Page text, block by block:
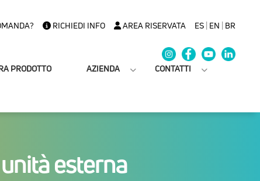
RICHIEDI INFO AREA RISERVATA ES| EN | BR
PRODOTTO AZIENDA CONTATTI
esterna